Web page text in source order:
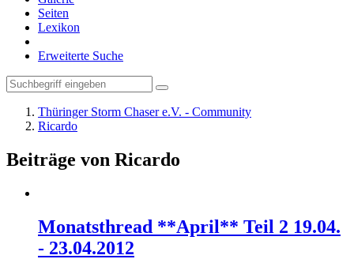
Seiten
Lexikon
Erweiterte Suche
Thüringer Storm Chaser e.V. - Community
Ricardo
Beiträge von Ricardo
Monatsthread **April** Teil 2 19.04.
- 23.04.2012